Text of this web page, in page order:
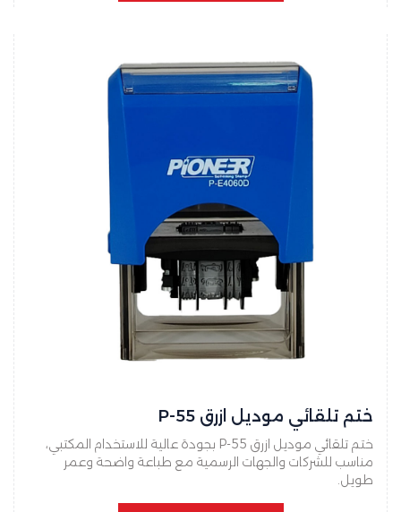
ختم تلقائي موديل ازرق P-55
ختم تلقائي موديل ازرق P-55 بجودة عالية للاستخدام المكتبي،
مناسب للشركات والجهات الرسمية مع طباعة واضحة وعمر
طويل.